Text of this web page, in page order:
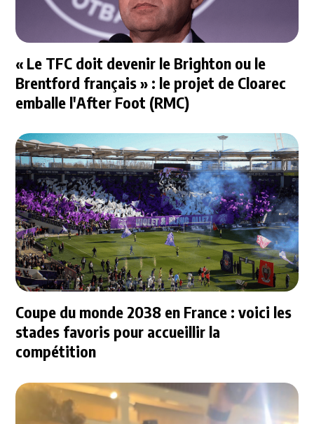
« Le TFC doit devenir le Brighton ou le
Brentford français » : le projet de Cloarec
emballe l'After Foot (RMC)
Coupe du monde 2038 en France : voici les
stades favoris pour accueillir la
compétition